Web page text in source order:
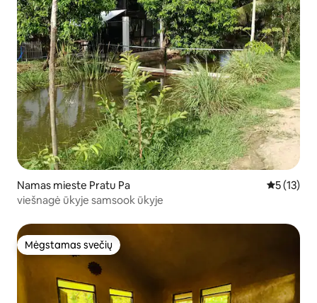
Namas mieste Pratu Pa Vidutinis
5 (13)
viešnagė ūkyje samsook ūkyje
Mėgstamas svečių
Mėgstamas svečių